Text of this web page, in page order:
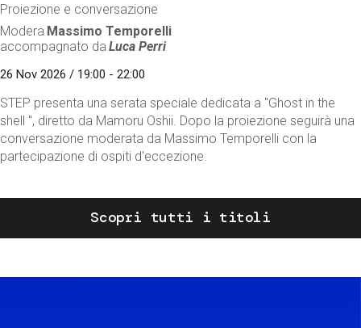
Proiezione e conversazione
Modera Massimo Temporelli
accompagnato da Luca Perri
26 Nov 2026 / 19:00 - 22:00
STEP presenta una serata speciale dedicata a "Ghost in the
shell ", diretto da Mamoru Oshii. Dopo la proiezione seguirà una
conversazione moderata da Massimo Temporelli con la
partecipazione di ospiti d'eccezione.
Scopri tutti i titoli